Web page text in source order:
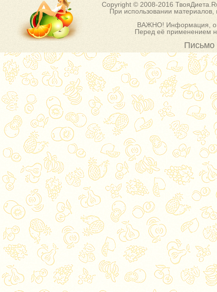
Copyright © 2008-2016
При использовании материалов,
ВАЖНО! Информация,
Перед её применением
Письмо